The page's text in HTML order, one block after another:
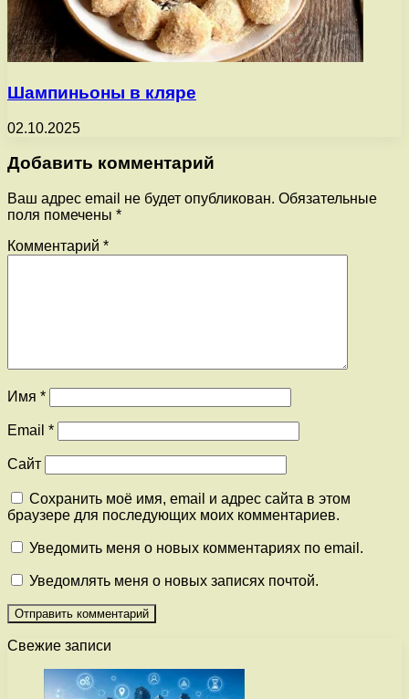
Шампиньоны в кляре
02.10.2025
Добавить комментарий
Ваш адрес email не будет опубликован. Обязательные
поля помечены *
Комментарий *
Имя *
Email *
Сайт
Сохранить моё имя, email и адрес сайта в этом
браузере для последующих моих комментариев.
Уведомить меня о новых комментариях по email.
Уведомлять меня о новых записях почтой.
Свежие записи